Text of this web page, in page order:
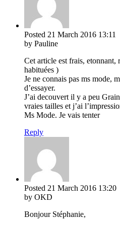
Posted 21 March 2016 13:11
by Pauline
Cet article est frais,
habituées )
Je ne connais pas ms mode,
d’essayer.
J’ai decouvert il y a peu
vraies tailles et j’ai
Ms Mode. Je vais tenter
Reply
Posted 21 March 2016 13:20
by OKD
Bonjour Stéphanie,